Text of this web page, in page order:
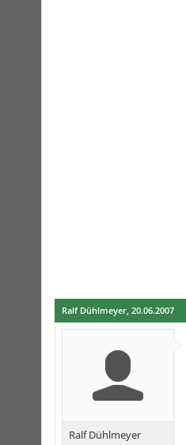
Ralf Dühlmeyer, 20.06.2007
Ralf Dühlmeyer